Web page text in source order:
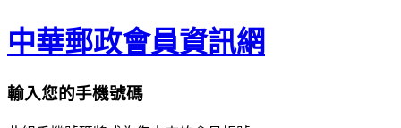
中華郵政會員資訊網
輸入您的手機號碼